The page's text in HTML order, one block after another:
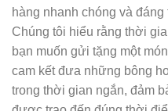
hàng nhanh chóng và
Chúng tôi hiểu rằng thời
bạn muốn gửi tặng một
cam kết đưa những bông
trong thời gian ngắn, đảm